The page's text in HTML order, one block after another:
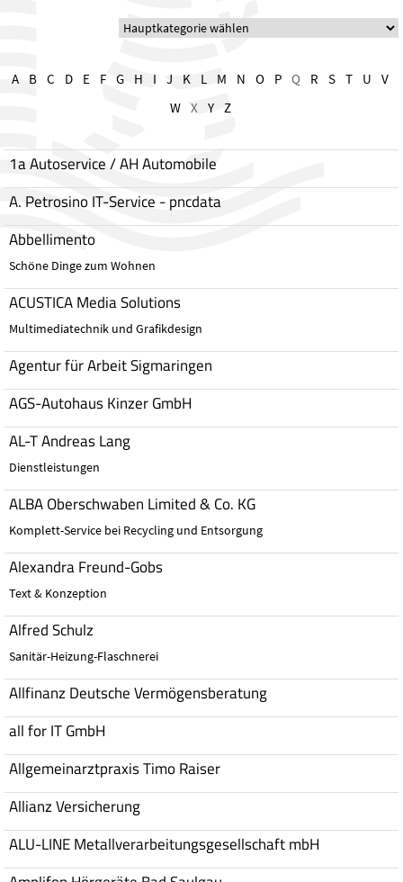
A B C D E F G H I J K L M N O P Q R S T U
V
W
X Y Z
1a Autoservice / AH Automobile
A. Petrosino IT-Service - pncdata
Abbellimento
Schöne Dinge zum Wohnen
ACUSTICA Media Solutions
Multimediatechnik und Grafikdesign
Agentur für Arbeit Sigmaringen
AGS-Autohaus Kinzer GmbH
AL-T Andreas Lang
Dienstleistungen
ALBA Oberschwaben Limited & Co. KG
Komplett-Service bei Recycling und Entsorgung
Alexandra Freund-Gobs
Text & Konzeption
Alfred Schulz
Sanitär-Heizung-Flaschnerei
Allfinanz Deutsche Vermögensberatung
all for IT GmbH
Allgemeinarztpraxis Timo Raiser
Allianz Versicherung
ALU-LINE Metallverarbeitungsgesellschaft mbH